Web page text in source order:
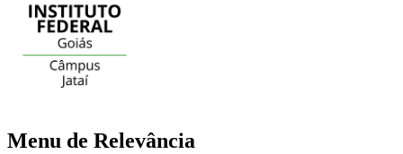
Menu de Relevância